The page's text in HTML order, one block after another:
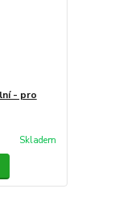
- pro
Skladem